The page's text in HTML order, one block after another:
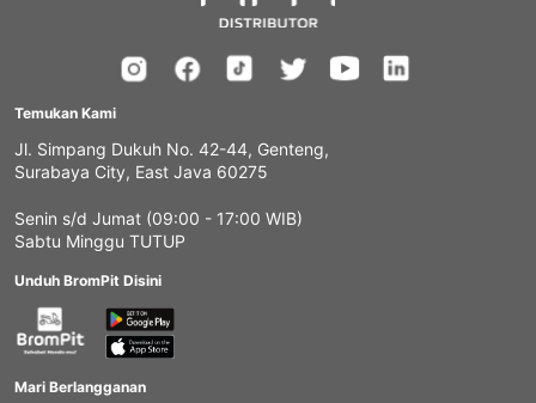
Temukan Kami
Jl. Simpang Dukuh No. 42-44, Genteng,
Surabaya City, East Java 60275
Senin s/d Jumat (09:00 - 17:00 WIB)
Sabtu Minggu TUTUP
Unduh BromPit Disini
Mari Berlangganan